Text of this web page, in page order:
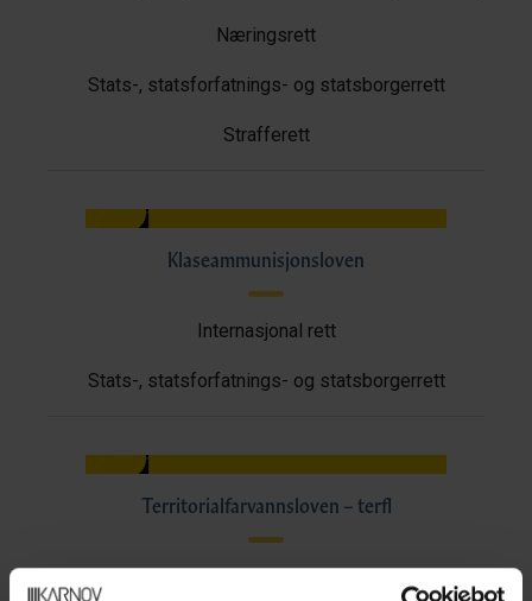
Næringsrett
Stats-, statsforfatnings- og statsborgerrett
Strafferett
Klaseammunisjonsloven
Internasjonal rett
Stats-, statsforfatnings- og statsborgerrett
Territorialfarvannsloven – terfl
Internasjonal rett